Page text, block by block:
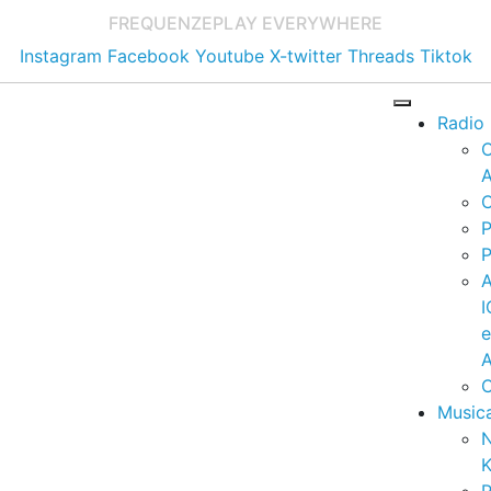
FREQUENZEPLAY EVERYWHERE
Instagram Facebook Youtube X-twitter Threads Tiktok
Radio
e